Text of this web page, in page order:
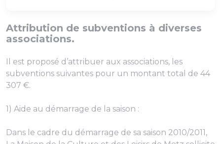
Attribution de subventions à diverses
associations.
Il est proposé d’attribuer aux associations, les
subventions suivantes pour un montant total de 44
307 €.
1) Aide au démarrage de la saison :
Dans le cadre du démarrage de sa saison 2010/2011,